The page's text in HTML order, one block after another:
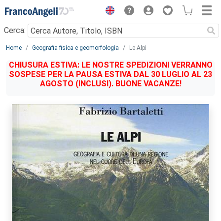
Menu
Cerca:
Main content
Home Geografia fisica e geomorfologia Le Alpi
CHIUSURA ESTIVA: LE NOSTRE SPEDIZIONI VERRANNO
SOSPESE PER LA PAUSA ESTIVA DAL 30 LUGLIO AL 23
AGOSTO (INCLUSI). BUONE VACANZE!